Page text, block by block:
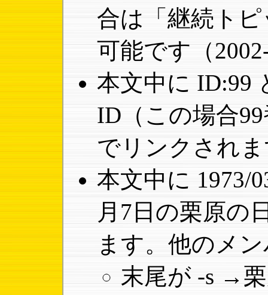
合は「継続ト
可能です（
本文中に ID:99
ID（この場合
でリンクされ
本文中に 1973/
月7日の栗原の
ます。他のメ
末尾が -s →